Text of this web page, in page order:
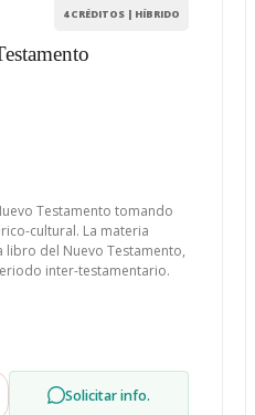
4 CRÉDITOS | HÍBRIDO
Testamento tomando
cultural. La materia
libro del Nuevo Testamento,
inter-testamentario.
Solicitar info.